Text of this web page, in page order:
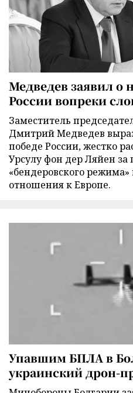
Медведев заявил о
России вопреки
Заместитель
Дмитрий Медведев
победе России, жестко
Урсулу фон дер Ляйен
«бендеровского режима»
отношения к Европе.
Упавшим БПЛА в
украинский дрон-